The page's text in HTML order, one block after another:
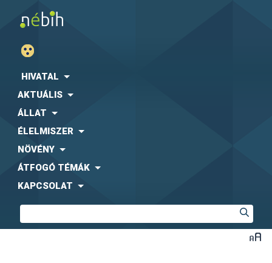
HIVATAL
AKTUÁLIS
ÁLLAT
ÉLELMISZER
NÖVÉNY
ÁTFOGÓ TÉMÁK
KAPCSOLAT